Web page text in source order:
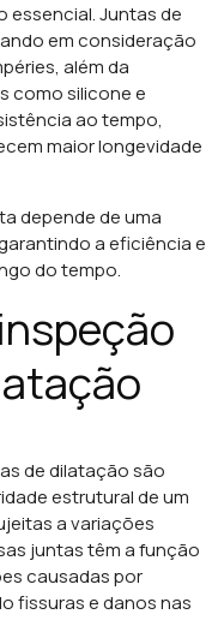
essencial. Juntas de
em consideração
além da
como silicone e
ao tempo,
maior longevidade
depende de uma
a eficiência e
do tempo.
de dilatação são
estrutural de um
a variações
juntas têm a função
causadas por
fissuras e danos nas